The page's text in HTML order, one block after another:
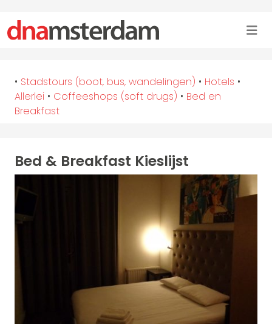
• Stadstours (boot, bus, wandelingen) • Hotels •
Allerlei • Coffeeshops (soft drugs) • Bed en
Breakfast
Bed & Breakfast Kieslijst